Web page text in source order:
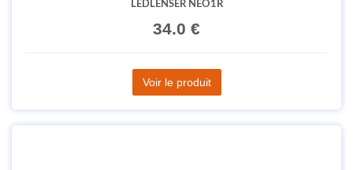
LEDLENSER NEO1R
34.0 €
Voir le produit